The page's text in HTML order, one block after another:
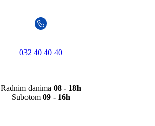
032 40 40 40
Radnim danima 08 - 18h
Subotom 09 - 16h